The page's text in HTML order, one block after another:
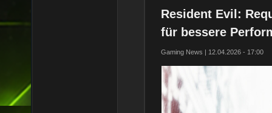
Resident Evil:
für bessere
Gaming News | 12.04.2026 - 17:00